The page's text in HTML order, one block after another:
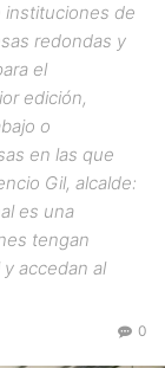
instituciones de
redondas y
el
edición,
o
en las que
Gil, alcalde:
es una
tengan
accedan al
0